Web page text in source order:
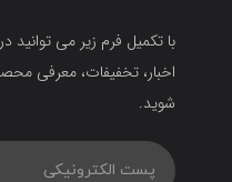
با تکمیل فرم زیر می توانید
اخبار، تخفیفات، معرفی
شوید.